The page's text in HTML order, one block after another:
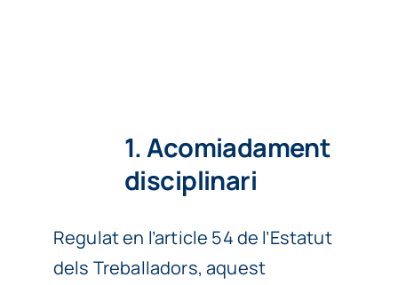
1. Acomiadament
disciplinari
Regulat en l’article 54 de l’Estatut
dels Treballadors, aquest